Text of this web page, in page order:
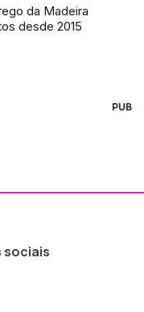
da Madeira
desde 2015
PUB
sociais
ao